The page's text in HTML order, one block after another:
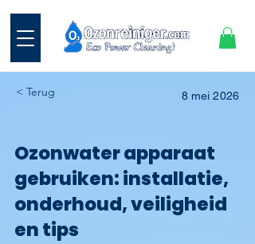
< Terug 8 mei 2026
Ozonwater apparaat
gebruiken: installatie,
onderhoud, veiligheid
en tips